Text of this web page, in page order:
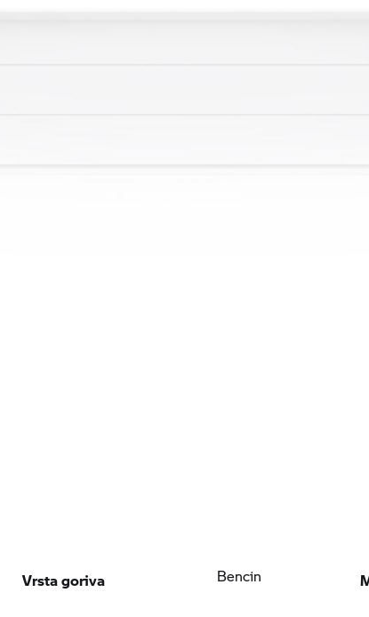
Vrsta goriva Bencin